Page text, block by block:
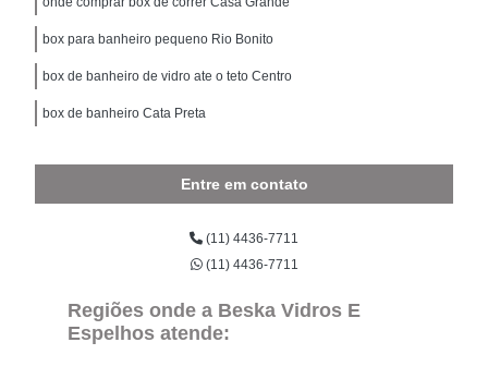
box para banheiro pequeno Rio Bonito
box de banheiro de vidro ate o teto Centro
box de banheiro Cata Preta
Entre em contato
(11) 4436-7711
(11) 4436-7711
Regiões onde a Beska Vidros E
Espelhos atende: